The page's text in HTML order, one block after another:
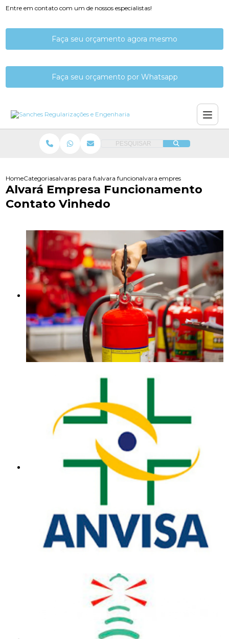
Entre em contato com um de nossos especialistas!
Faça seu orçamento agora mesmo
Faça seu orçamento por Whatsapp
PESQUISAR
HomeCategoriasalvaras para funcionamentoalvara funcionamento de empresa
alvara empresa
Alvará Empresa Funcionamento
Contato Vinhedo